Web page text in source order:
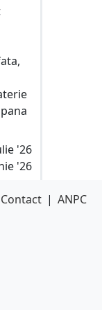
'26
'26
Contact | ANPC